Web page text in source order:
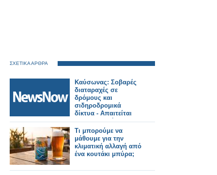
ΣΧΕΤΙΚΑ ΑΡΘΡΑ
Καύσωνας: Σοβαρές
διαταραχές σε
δρόμους και
σιδηροδρομικά
δίκτυα - Απαιτείται
προσαρμογή στην
κλιματική αλλαγή.
Τι μπορούμε να
μάθουμε για την
κλιματική αλλαγή από
ένα κουτάκι μπύρα;